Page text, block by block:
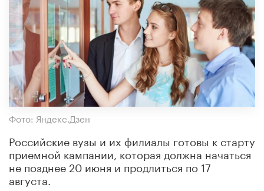
Фото: Яндекс.Дзен
Российские вузы и их филиалы готовы к старту
приемной кампании, которая должна начаться
не позднее 20 июня и продлиться по 17
августа.